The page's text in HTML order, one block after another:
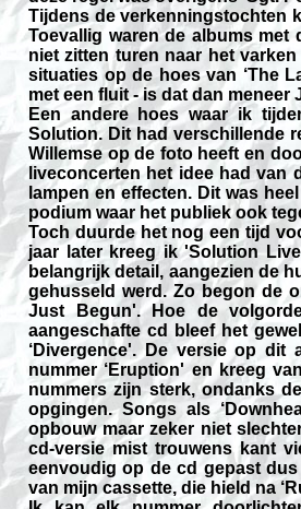
Tijdens de verkenningstochten
Toevallig waren de albums
niet zitten turen naar het
situaties op de hoes van ‘The
met een fluit - is dat dan meneer
Een andere hoes waar ik
Solution. Dit had verschillende
Willemse op de foto heeft en
liveconcerten het idee had van
lampen en effecten. Dit was
podium waar het publiek ook
Toch duurde het nog een tijd
jaar later kreeg ik 'Solution
belangrijk detail, aangezien de
gehusseld werd. Zo begon de
Just Begun'. Hoe de
aangeschafte cd bleef het
‘Divergence'. De versie op
nummer ‘Eruption' en kreeg
nummers zijn sterk, ondanks
opgingen. Songs als
opbouw maar zeker niet
cd-versie mist trouwens kant
eenvoudig op de cd gepast
van mijn cassette, die hield na